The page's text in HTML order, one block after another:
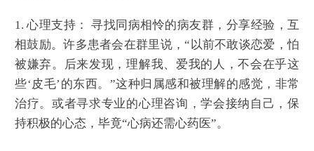
1. 心理支持： 寻找同病相怜的病友群，分享经验，互
相鼓励。许多患者会在群里说，“以前不敢谈恋爱，怕
被嫌弃。后来发现，理解我、爱我的人，不会在乎这
些‘皮毛’的东西。”这种归属感和被理解的感觉，非常
治疗。或者寻求专业的心理咨询，学会接纳自己，保
持积极的心态，毕竟“心病还需心药医”。